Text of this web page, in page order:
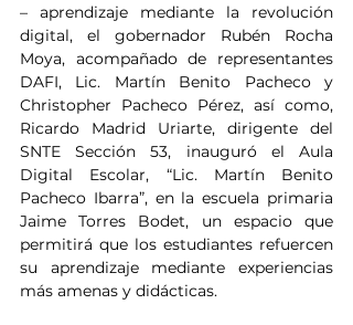
– aprendizaje mediante la revolución
digital, el gobernador Rubén Rocha
Moya, acompañado de representantes
DAFI, Lic. Martín Benito Pacheco y
Christopher Pacheco Pérez, así como,
Ricardo Madrid Uriarte, dirigente del
SNTE Sección 53, inauguró el Aula
Digital Escolar, “Lic. Martín Benito
Pacheco Ibarra”, en la escuela primaria
Jaime Torres Bodet, un espacio que
permitirá que los estudiantes refuercen
su aprendizaje mediante experiencias
más amenas y didácticas.